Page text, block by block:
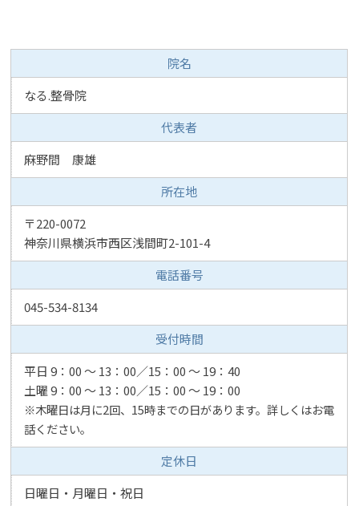
院名
なる.整骨院
代表者
麻野間 康雄
所在地
〒220-0072
神奈川県横浜市西区浅間町2-101-4
電話番号
045-534-8134
受付時間
平日 9：00 ～ 13：00／15：00 ～ 19：40
土曜 9：00 ～ 13：00／15：00 ～ 19：00
※木曜日は月に2回、15時までの日があります。詳しくはお電
話ください。
定休日
日曜日・月曜日・祝日